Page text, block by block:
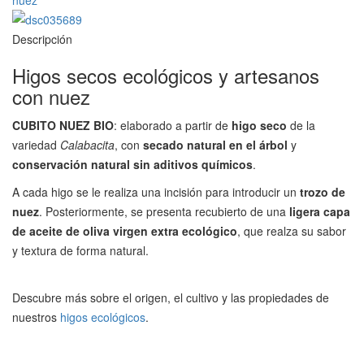
Descripción
Higos secos ecológicos y artesanos
con nuez
CUBITO NUEZ BIO: elaborado a partir de higo seco de la
variedad Calabacita, con secado natural en el árbol y
conservación natural sin aditivos químicos.
A cada higo se le realiza una incisión para introducir un trozo de
nuez. Posteriormente, se presenta recubierto de una ligera capa
de aceite de oliva virgen extra ecológico, que realza su sabor
y textura de forma natural.
Descubre más sobre el origen, el cultivo y las propiedades de
nuestros higos ecológicos.